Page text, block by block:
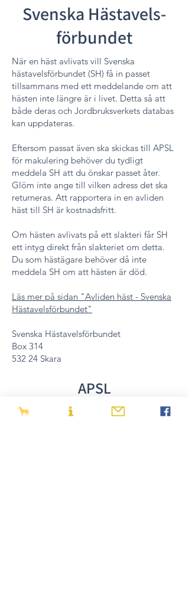
Svenska Hästavels-
förbundet
När en häst avlivats vill Svenska
hästavelsförbundet (SH) få in passet
tillsammans med ett meddelande om att
hästen inte längre är i livet. Detta så att
både deras och Jordbruksverkets databas
kan uppdateras.
Eftersom passat även ska skickas till APSL
för makulering behöver du tydligt
meddela SH att du önskar passet åter.
Glöm inte ange till vilken adress det ska
returneras. Att rapportera in en avliden
häst till SH är kostnadsfritt.
Om hästen avlivats på ett slakteri får SH
ett intyg direkt från slakteriet om detta.
Du som hästägare behöver då inte
meddela SH om att hästen är död.
Läs mer på sidan "Avliden häst - Svenska
Hästavelsförbundet"
Svenska Hästavelsförbundet
Box 314
532 24 Skara
APSL
Information om den avlidna hästen ska